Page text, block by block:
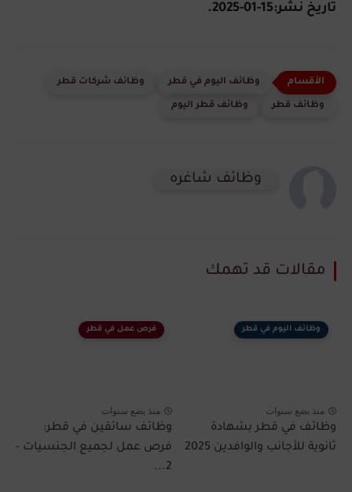
تاريخ نشر:15-01-2025.
وظائف اليوم في قطر وظائف شركات قطر
وظائف قطر وظائف قطر اليوم
وظائف شاغره
مقالات قد تهمك
وظائف اليوم في قطر
منذ بضع سنوات
وظائف في قطر بشهادة
ثانوية للأجانب والوافدين 2025
فرص عمل في قطر
منذ بضع سنوات
وظائف سائقين في قطر:
فرص عمل لجميع الجنسيات -
2...